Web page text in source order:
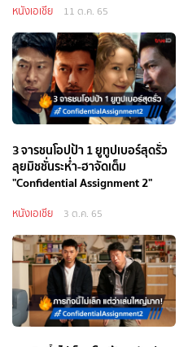
หนังเอเชีย 11 ต.ค. 65
3 จารชนโอปป้า 1 ยูทูปเบอร์สุดรั่ว
ลุยมิชชั่นระห่ำ-ฮาจัดเต็ม
"Confidential Assignment 2"
หนังเอเชีย 3 ต.ค. 65